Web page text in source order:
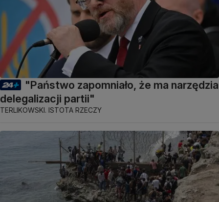
"Państwo zapomniało, że ma narzędzia
delegalizacji partii"
TERLIKOWSKI. ISTOTA RZECZY